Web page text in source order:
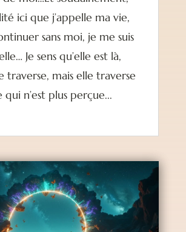
ici que j’appelle ma vie,
sans moi, je me suis
Je sens qu’elle est là,
traverse, mais elle traverse
n’est plus perçue...